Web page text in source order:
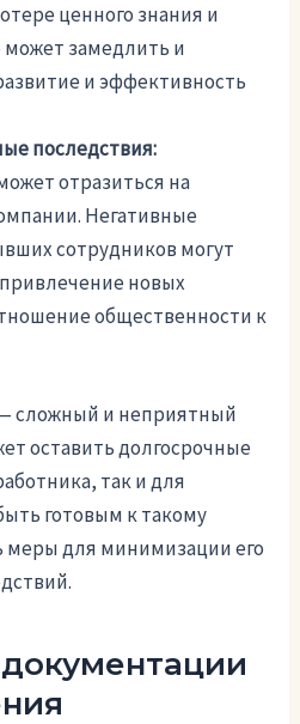
ценного знания и
может замедлить и
и эффективность
последствия:
отразиться на
Негативные
сотрудников могут
новых
общественности к
сложный и неприятный
оставить долгосрочные
так и для
готовым к такому
для минимизации его